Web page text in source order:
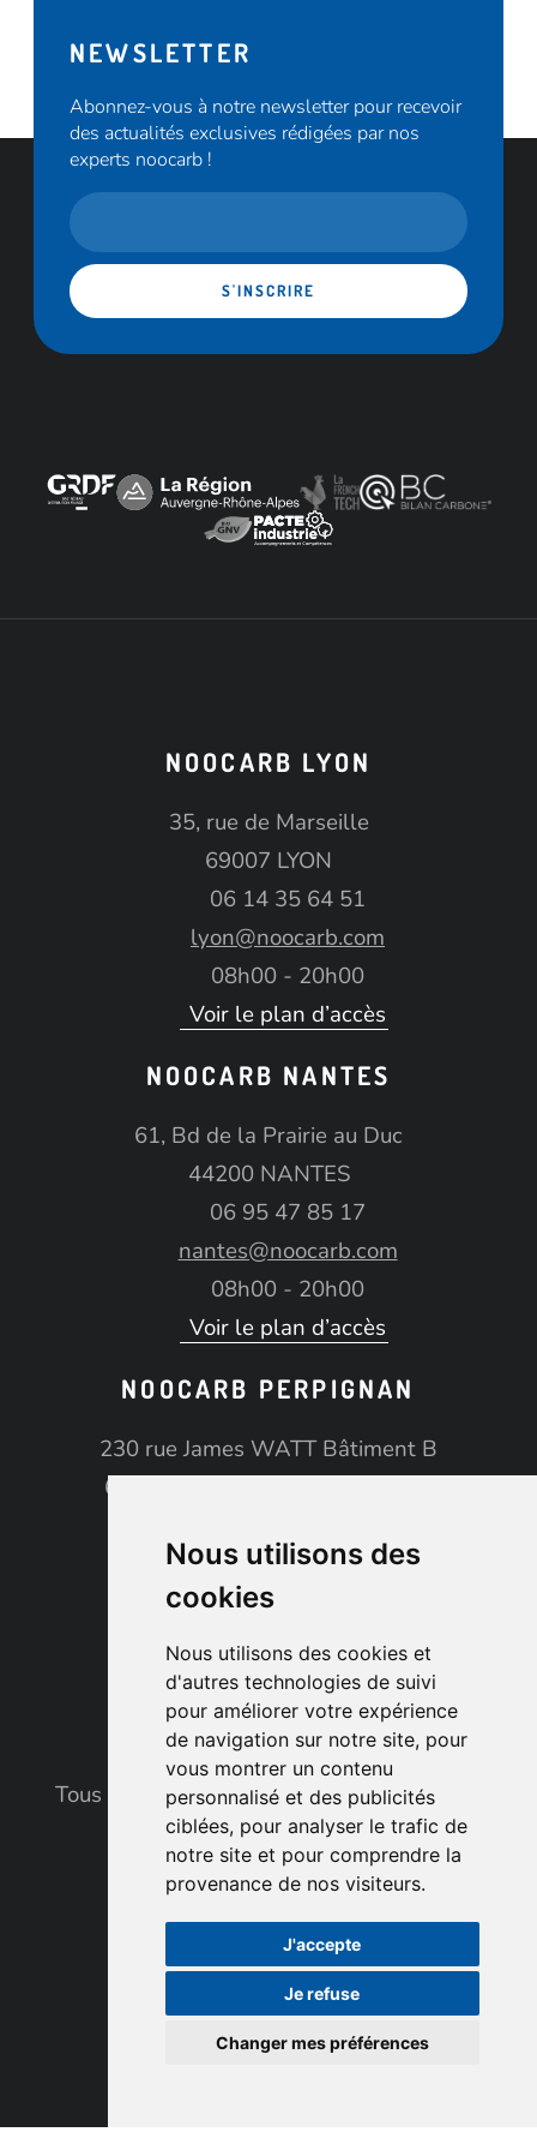
Nous utilisons des
cookies
Nous utilisons des cookies et
d'autres technologies de suivi
pour améliorer votre expérience
de navigation sur notre site, pour
vous montrer un contenu
personnalisé et des publicités
ciblées, pour analyser le trafic de
notre site et pour comprendre la
provenance de nos visiteurs.
J'accepte
Je refuse
Changer mes préférences
NEWSLETTER
Abonnez-vous à notre newsletter pour recevoir
des actualités exclusives rédigées par nos
experts noocarb !
S'INSCRIRE
NOOCARB LYON
35, rue de Marseille
69007 LYON
06 14 35 64 51
lyon@noocarb.com
08h00 - 20h00
Voir le plan d’accès
NOOCARB NANTES
61, Bd de la Prairie au Duc
44200 NANTES
06 95 47 85 17
nantes@noocarb.com
08h00 - 20h00
Voir le plan d’accès
NOOCARB PERPIGNAN
230 rue James WATT Bâtiment B
66100 PERPIGNAN TECNOSUD
perpignan@noocarb.com
08h00 - 20h00
Voir le plan d’accès
Tous droits réservés © 2026. noocarb. Fait
par l’agenceASB Digital
Mentions légales
Confidentialité
Plan du site